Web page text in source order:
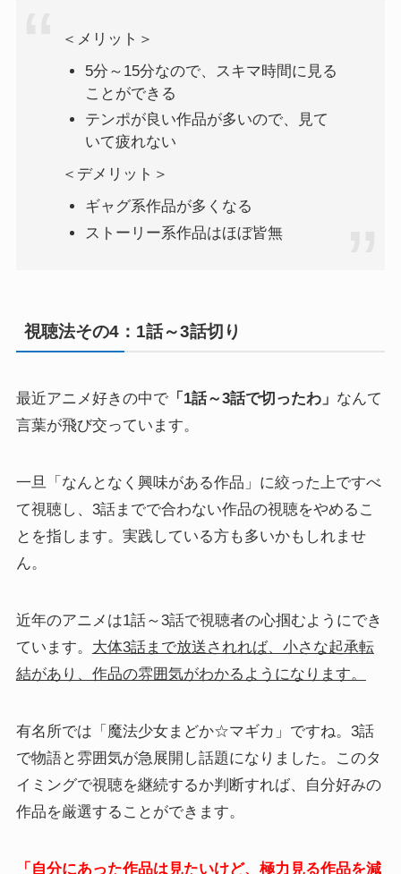
＜メリット＞
5分～15分なので、スキマ時間に見る
ことができる
テンポが良い作品が多いので、見て
いて疲れない
＜デメリット＞
ギャグ系作品が多くなる
ストーリー系作品はほぼ皆無
視聴法その4：1話～3話切り
最近アニメ好きの中で「1話～3話で切ったわ」 なんて
言葉が飛び交っています。
一旦「なんとなく興味がある作品」に絞った上ですべ
て視聴し、3話までで合わない作品の視聴をやめるこ
とを指します。実践している方も多いかもしれませ
ん。
近年のアニメは1話～3話で視聴者の心掴むようにでき
ています。 大体3話まで放送されれば、小さな起承転
結があり、作品の雰囲気がわかるようになります。
有名所では「魔法少女まどか☆マギカ」ですね。3話
で物語と雰囲気が急展開し話題になりました。このタ
イミングで視聴を継続するか判断すれば、自分好みの
作品を厳選することができます。
「自分にあった作品は見たいけど、極力見る作品を減